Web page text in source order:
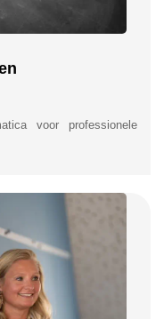
voor professionele